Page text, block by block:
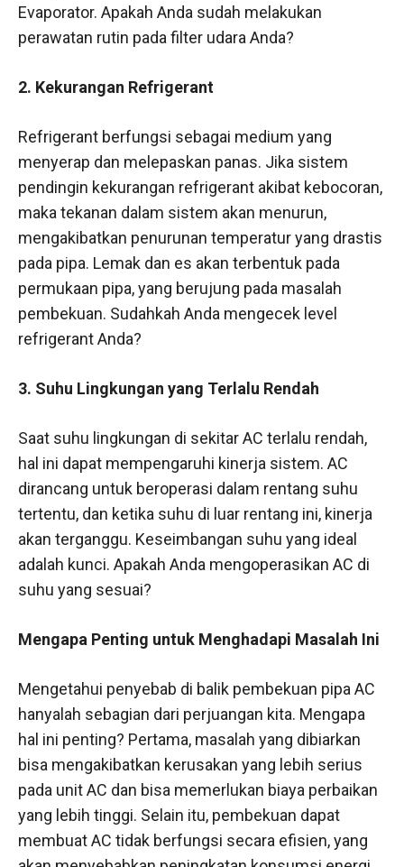
Evaporator. Apakah Anda sudah melakukan
perawatan rutin pada filter udara Anda?
2. Kekurangan Refrigerant
Refrigerant berfungsi sebagai medium yang
menyerap dan melepaskan panas. Jika sistem
pendingin kekurangan refrigerant akibat kebocoran,
maka tekanan dalam sistem akan menurun,
mengakibatkan penurunan temperatur yang drastis
pada pipa. Lemak dan es akan terbentuk pada
permukaan pipa, yang berujung pada masalah
pembekuan. Sudahkah Anda mengecek level
refrigerant Anda?
3. Suhu Lingkungan yang Terlalu Rendah
Saat suhu lingkungan di sekitar AC terlalu rendah,
hal ini dapat mempengaruhi kinerja sistem. AC
dirancang untuk beroperasi dalam rentang suhu
tertentu, dan ketika suhu di luar rentang ini, kinerja
akan terganggu. Keseimbangan suhu yang ideal
adalah kunci. Apakah Anda mengoperasikan AC di
suhu yang sesuai?
Mengapa Penting untuk Menghadapi Masalah Ini
Mengetahui penyebab di balik pembekuan pipa AC
hanyalah sebagian dari perjuangan kita. Mengapa
hal ini penting? Pertama, masalah yang dibiarkan
bisa mengakibatkan kerusakan yang lebih serius
pada unit AC dan bisa memerlukan biaya perbaikan
yang lebih tinggi. Selain itu, pembekuan dapat
membuat AC tidak berfungsi secara efisien, yang